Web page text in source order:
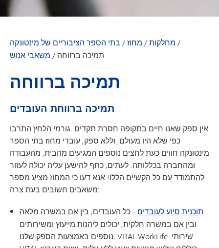
בתי הספר הציבוריים של מינטונקה /מחוז /מחלקות /
משאבי אנוש / תמיכה ברווחה
תמיכה ברווחה
תמיכה ברווחת העובדים
אין ספק שאנו חיים בתקופה חסרת תקדים. גורמי הלחץ התרבו
כפי שלא היו מעולם, וללא ספק, עובדי מחוז בתי הספר
מינטונקה חווים כעת לחצים נוספים המגיעים מהבית, מהעבודה
ומהחברה בכללותה. לעתים, כתף להישען עליה יכולה לעזור
להתמודד עם כל הקשיים הללו! אנא דעו כי המחוז מציע מספר
משאבים חשובים בעת צרה:
תוכנית סיוע לעובדים - כל העובדים, בין אם במשרה מלאה
ובין אם במשרה חלקית, יכולים ליהנות מייעוץ ומשירותים
נוספים באמצעות הספק שלנו, VITAL WorkLife. שירותי